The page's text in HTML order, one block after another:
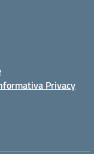
Privacy